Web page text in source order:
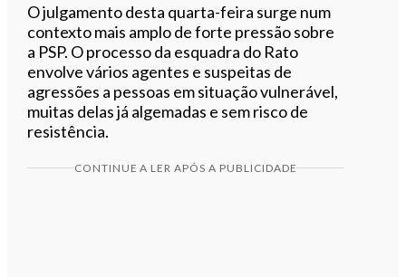
O julgamento desta quarta-feira surge num
contexto mais amplo de forte pressão sobre
a PSP. O processo da esquadra do Rato
envolve vários agentes e suspeitas de
agressões a pessoas em situação vulnerável,
muitas delas já algemadas e sem risco de
resistência.
CONTINUE A LER APÓS A PUBLICIDADE